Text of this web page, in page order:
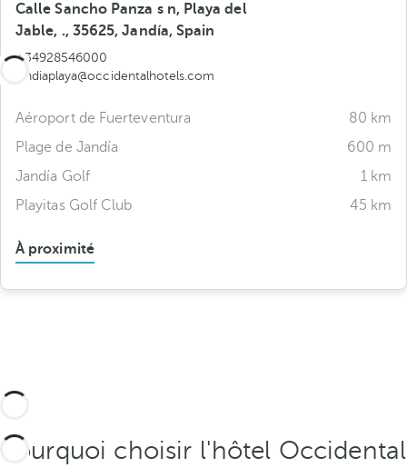
Calle Sancho Panza s n, Playa del
Jable, ., 35625, Jandía, Spain
+34928546000
jandiaplaya@occidentalhotels.com
Aéroport de Fuerteventura
80 km
Plage de Jandía
600 m
Jandía Golf
1 km
Playitas Golf Club
45 km
À proximité
Pourquoi choisir l'hôtel Occidental